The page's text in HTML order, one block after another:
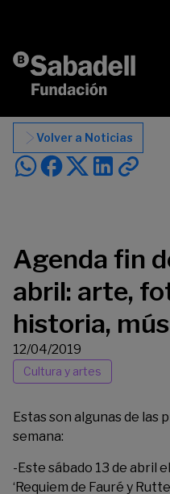
Volver a Noticias
Agenda fin
abril: arte,
historia,
12/04/2019
Cultura y artes
Estas son algunas de las
semana:
-Este sábado 13 de abril
‘Requiem de Fauré y